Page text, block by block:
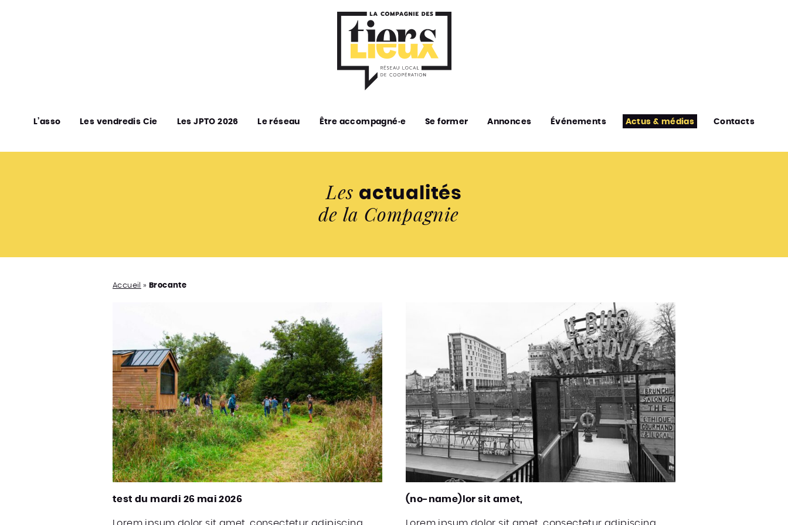
L’asso Les vendredis Cie Les JPTO 2026 Le réseau Être accompagné·e Se former Annonces Événements Actus & médias Contacts
Les actualités
de la Compagnie
Accueil » Brocante
test du mardi 26 mai 2026 (no-name)lor sit amet,